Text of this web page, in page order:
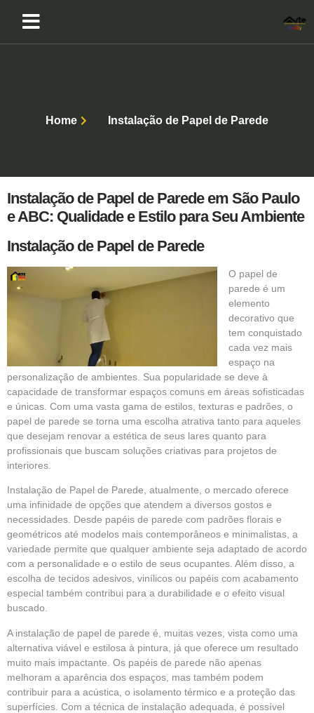
Home Instalação de Papel de Parede
Instalação de Papel de Parede em São Paulo
e ABC: Qualidade e Estilo para Seu Ambiente
Instalação de Papel de Parede
O papel de
parede é um
elemento
decorativo que
tem conquistado
cada vez mais
espaço na
personalização de ambientes. Sua popularidade se deve à
capacidade de transformar espaços comuns em áreas sofisticadas
e únicas. Com uma vasta gama de estilos, texturas e padrões, o
papel de parede se torna uma escolha atrativa tanto para aqueles
que desejam renovar a estética de seus lares quanto para
profissionais que buscam soluções criativas para projetos de
interiores.
Instalação de Papel de Parede, atualmente, o mercado oferece
uma infinidade de opções que atendem a diversos gostos e
necessidades. Desde papéis de parede com padrões florais e
geométricos até modelos mais contemporâneos e minimalistas, a
variedade permite que qualquer ambiente seja adaptado de acordo
com a personalidade e o estilo de seus ocupantes. Além disso, a
escolha de tecidos adesivos, vinílicos ou papéis com acabamento
especial também contribui para a durabilidade e o efeito visual
buscado.
A instalação de papel de parede é, muitas vezes, vista como uma
alternativa viável e estilosa à pintura, já que oferece um resultado
muito mais impactante. Os papéis de parede não apenas
melhoram a aparência dos espaços, mas também podem
contribuir para a acústica, o isolamento térmico e a proteção das
superfícies. Com a técnica de instalação adequada, é possível